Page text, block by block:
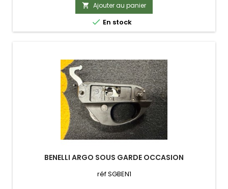
 Ajouter au panier
 En stock
BENELLI ARGO SOUS GARDE OCCASION
réf SGBEN1